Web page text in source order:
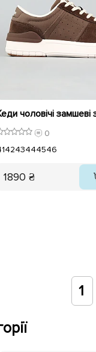
0
4243444546
1890 ₴
1